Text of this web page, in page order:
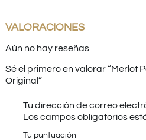
VALORACIONES
Aún no hay reseñas
Sé el primero en valorar “Merlot
Original”
Tu dirección de correo
Los campos obligatorios
Tu puntuación